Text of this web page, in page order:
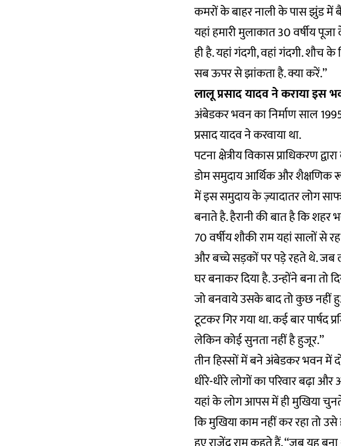
कमरों के बाहर नाली के पास झुंड में
यहां हमारी मुलाकात 30 वर्षीय
ही है. यहां गंदगी, वहां गंदगी. शौच
सब ऊपर से झांकता है. क्या करें.’’
लालू प्रसाद यादव ने कराया इस
अंबेडकर भवन का निर्माण साल
प्रसाद यादव ने करवाया था.
पटना क्षेत्रीय विकास प्राधिकरण
डोम समुदाय आर्थिक और शैक्षणिक
में इस समुदाय के ज़्यादातर लोग
बनाते है. हैरानी की बात है कि
70 वर्षीय शौकी राम यहां सालों से
और बच्चे सड़कों पर पड़े रहते थे. जब
घर बनाकर दिया है. उन्होंने बना
जो बनवाये उसके बाद तो कुछ नहीं
टूटकर गिर गया था. कई बार पार्षद
लेकिन कोई सुनता नहीं है हुजूर.’’
तीन हिस्सों में बने अंबेडकर भवन में
धीरे-धीरे लोगों का परिवार बढ़ा
यहां के लोग आपस में ही मुखिया
कि मुखिया काम नहीं कर रहा तो उसे